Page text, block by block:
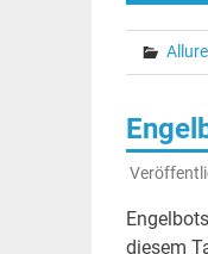
Allure
diesem